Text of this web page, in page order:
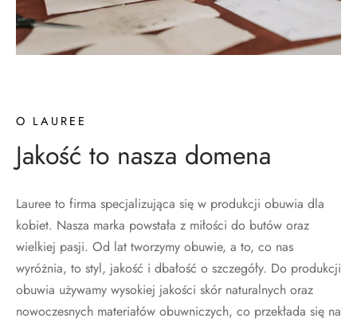
O LAUREE
Jakość to nasza domena
Lauree to firma specjalizująca się w produkcji obuwia dla
kobiet. Nasza marka powstała z miłości do butów oraz
wielkiej pasji. Od lat tworzymy obuwie, a to, co nas
wyróżnia, to styl, jakość i dbałość o szczegóły. Do produkcji
obuwia używamy wysokiej jakości skór naturalnych oraz
nowoczesnych materiałów obuwniczych, co przekłada się na